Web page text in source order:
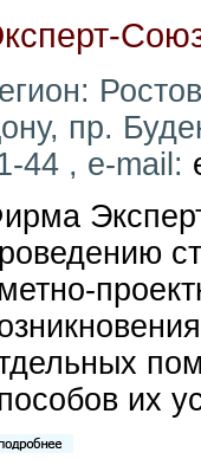
пр.
44 , e-mail:
их